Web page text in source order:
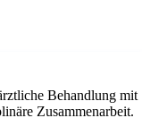
Behandlung mit
Zusammenarbeit.